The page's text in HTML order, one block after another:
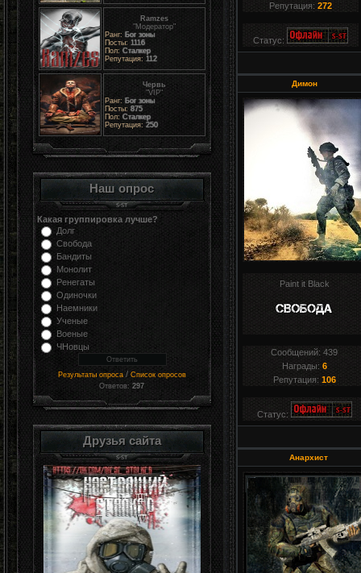
Ramzes
"Модератор"
Ранг: Бог зоны
Посты: 1116
Пол: Сталкер
Репутация: 112
Червь
"VIP"
Ранг: Бог зоны
Посты: 875
Пол: Сталкер
Репутация: 250
Наш опрос
Какая группировка лучше?
Долг
Свобода
Бандиты
Монолит
Ренегаты
Одиночки
Наемники
Ученые
Военые
ЧНовцы
Результаты опроса / Список опросов
Ответов:297
Друзья сайта
Репутация: 272
Статус:
Димон
Paint it Black
Сообщений:439
Награды: 6
Репутация: 106
Статус:
Анархист